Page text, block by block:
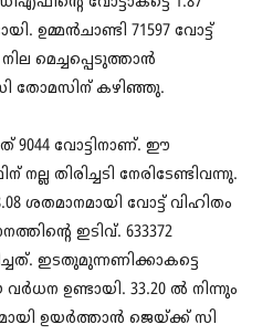
ഉമ്മൻ‌ചാണ്ടി 71597 വോട്ട്
മെച്ചപ്പെടുത്താൻ
തോമസിന് കഴിഞ്ഞു.
9044 വോട്ടിനാണ്. ഈ
തിരിച്ചടി നേരിടേണ്ടിവന്നു.
ശതമാനമായി വോട്ട് വിഹിതം
ഇടിവ്. 633372
ഇടതുമുന്നണിക്കാകട്ടെ
ഉണ്ടായി. 33.20 ൽ നിന്നും
ഉയർത്താൻ ജെയ്ക്ക് സി